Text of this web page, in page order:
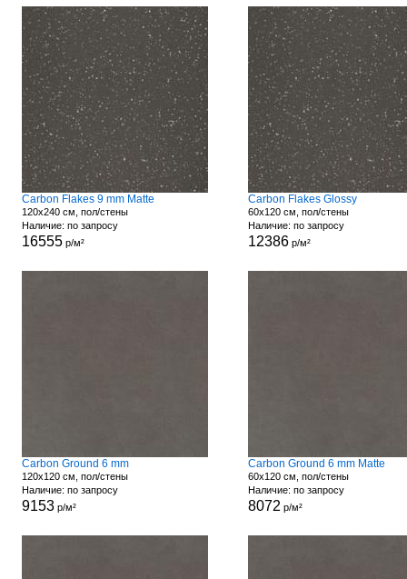
Carbon Flakes 9 mm Matte
120x240 см, пол/стены
Наличие: по запросу
16555р/м²
Carbon Flakes Glossy
60x120 см, пол/стены
Наличие: по запросу
12386р/м²
Carbon Ground 6 mm
120x120 см, пол/стены
Наличие: по запросу
9153р/м²
Carbon Ground 6 mm Matte
60x120 см, пол/стены
Наличие: по запросу
8072 р/м²